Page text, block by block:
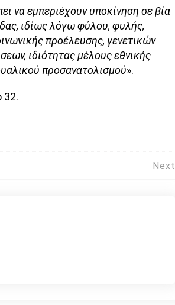
να εμπεριέχουν υποκίνηση σε βία
ιδίως λόγω φύλου, φυλής,
προέλευσης, γενετικών
ιδιότητας μέλους εθνικής
προσανατολισμού».
32.
Next